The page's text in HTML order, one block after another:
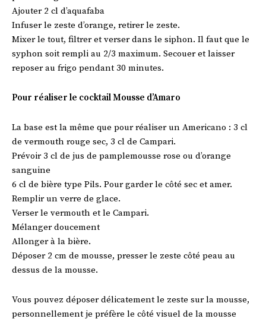
Ajouter 2 cl d’aquafaba
Infuser le zeste d’orange, retirer le zeste.
Mixer le tout, filtrer et verser dans le siphon. Il faut que le
syphon soit rempli au 2/3 maximum. Secouer et laisser
reposer au frigo pendant 30 minutes.
Pour réaliser le cocktail Mousse d’Amaro
La base est la même que pour réaliser un Americano : 3 cl
de vermouth rouge sec, 3 cl de Campari.
Prévoir 3 cl de jus de pamplemousse rose ou d’orange
sanguine
6 cl de bière type Pils. Pour garder le côté sec et amer.
Remplir un verre de glace.
Verser le vermouth et le Campari.
Mélanger doucement
Allonger à la bière.
Déposer 2 cm de mousse, presser le zeste côté peau au
dessus de la mousse.
Vous pouvez déposer délicatement le zeste sur la mousse,
personnellement je préfère le côté visuel de la mousse